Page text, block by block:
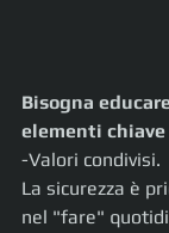
Bisogna
elementi chiave
-Valori condivisi.
La sicurezza è
nel "fare"